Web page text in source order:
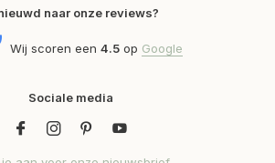
naar onze reviews?
Wij scoren een 4.5 op Google
Sociale media